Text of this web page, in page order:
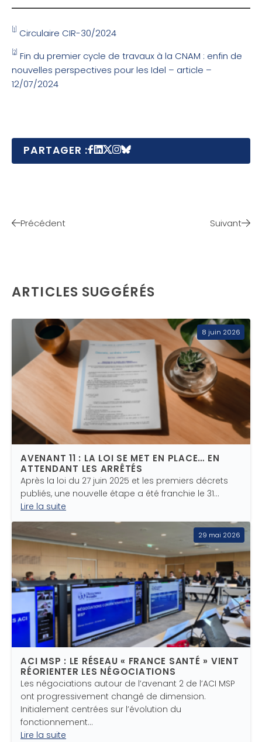
[1] Circulaire CIR-30/2024
[2] Fin du premier cycle de travaux à la CNAM : enfin de
nouvelles perspectives pour les Idel – article –
12/07/2024
PARTAGER :
Précédent Suivant
ARTICLES SUGGÉRÉS
8 juin 2026
AVENANT 11 : LA LOI SE MET EN PLACE… EN
ATTENDANT LES ARRÊTÉS
Après la loi du 27 juin 2025 et les premiers décrets
publiés, une nouvelle étape a été franchie le 31…
Lire la suite
29 mai 2026
ACI MSP : LE RÉSEAU « FRANCE SANTÉ » VIENT
RÉORIENTER LES NÉGOCIATIONS
Les négociations autour de l’avenant 2 de l’ACI MSP
ont progressivement changé de dimension.
Initialement centrées sur l’évolution du
fonctionnement…
Lire la suite